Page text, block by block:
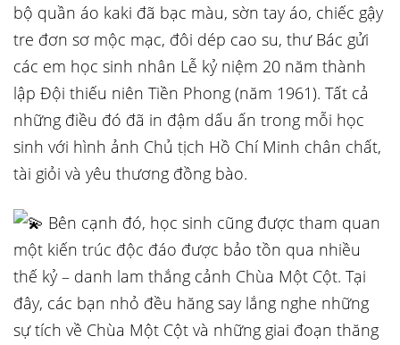
bộ quần áo kaki đã bạc màu, sờn tay áo, chiếc gậy
tre đơn sơ mộc mạc, đôi dép cao su, thư Bác gửi
các em học sinh nhân Lễ kỷ niệm 20 năm thành
lập Đội thiếu niên Tiền Phong (năm 1961). Tất cả
những điều đó đã in đậm dấu ấn trong mỗi học
sinh với hình ảnh Chủ tịch Hồ Chí Minh chân chất,
tài giỏi và yêu thương đồng bào.
Bên cạnh đó, học sinh cũng được tham quan
một kiến trúc độc đáo được bảo tồn qua nhiều
thế kỷ – danh lam thắng cảnh Chùa Một Cột. Tại
đây, các bạn nhỏ đều hăng say lắng nghe những
sự tích về Chùa Một Cột và những giai đoạn thăng